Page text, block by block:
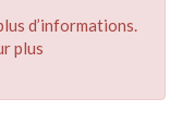
d’informations.
plus